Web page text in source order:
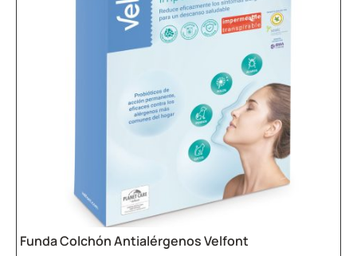
Funda Colchón Antialérgenos Velfont